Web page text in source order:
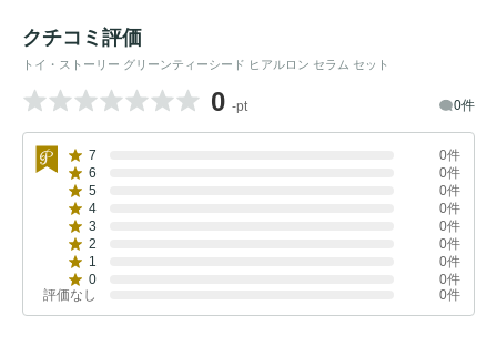
クチコミ評価
トイ・ストーリー グリーンティーシード ヒアルロン セラム セット
0 -pt 0件
7
0件
6
0件
5
0件
4
0件
3
0件
2
0件
1
0件
0
0件
評価なし
0件